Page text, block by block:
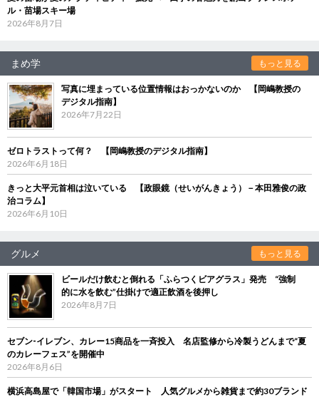
ル・苗場スキー場
2026年8月7日
まめ学 もっと見る
写真に埋まっている位置情報はおっかないのか 【岡嶋教授の
デジタル指南】
2026年7月22日
ゼロトラストって何？ 【岡嶋教授のデジタル指南】
2026年6月18日
きっと大平元首相は泣いている 【政眼鏡（せいがんきょう）－本田雅俊の政
治コラム】
2026年6月10日
グルメ もっと見る
ビールだけ飲むと倒れる「ふらつくビアグラス」発売 “強制
的に水を飲む”仕掛けで適正飲酒を後押し
2026年8月7日
セブン‐イレブン、カレー15商品を一斉投入 名店監修から冷製うどんまで“夏
のカレーフェス”を開催中
2026年8月6日
横浜高島屋で「韓国市場」がスタート 人気グルメから雑貨まで約30ブランド